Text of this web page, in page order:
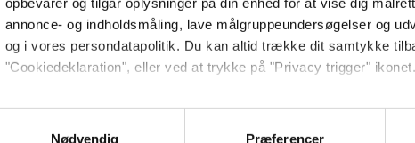
annonce- og indholdsmåling, lave målgruppeundersøgelser og
og i vores persondatapolitik. Du kan altid trække dit samtykke
"Cookiedeklaration", eller ved at trykke på "Privacy trigger" ikonet.
Hvis du tillader det, vil vi også gerne:
Indsamle præcise oplysninger om din placering, der kan
Nødvendig
Præferencer
blandt andet kaffemaskine, elkedel og køleskab.
spisebord og tv. Fra opholdsrummet er der udgang til egen
terrasse ved indgangspartiet, således at du har såvel
lejlighedstype har ikke decideret havudsigt, men du vil
dog er begrænset af træer.